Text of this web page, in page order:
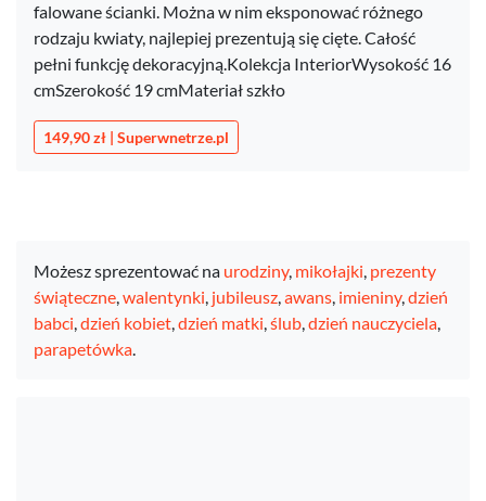
falowane ścianki. Można w nim eksponować różnego
rodzaju kwiaty, najlepiej prezentują się cięte. Całość
pełni funkcję dekoracyjną.Kolekcja InteriorWysokość 16
cmSzerokość 19 cmMateriał szkło
149,90 zł | Superwnetrze.pl
Możesz sprezentować na urodziny, mikołajki, prezenty
świąteczne,walentynki, jubileusz,awans, imieniny,dzień
babci,dzień kobiet,dzień matki,ślub,dzień nauczyciela,
parapetówka.